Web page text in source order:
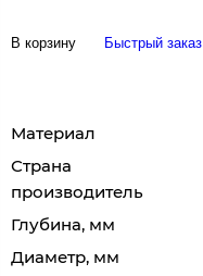
В корзину Быстрый заказ
Материал
Страна
производитель
Глубина, мм
Диаметр, мм